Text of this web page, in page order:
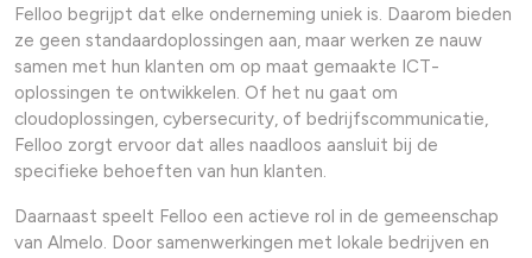
Felloo begrijpt dat elke onderneming uniek is. Daarom bieden
ze geen standaardoplossingen aan, maar werken ze nauw
samen met hun klanten om op maat gemaakte ICT-
oplossingen te ontwikkelen. Of het nu gaat om
cloudoplossingen, cybersecurity, of bedrijfscommunicatie,
Felloo zorgt ervoor dat alles naadloos aansluit bij de
specifieke behoeften van hun klanten.
Daarnaast speelt Felloo een actieve rol in de gemeenschap
van Almelo. Door samenwerkingen met lokale bedrijven en